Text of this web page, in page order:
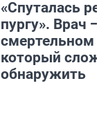
«Спуталась
пургу». Врач —
смертельном
который
обнаружить